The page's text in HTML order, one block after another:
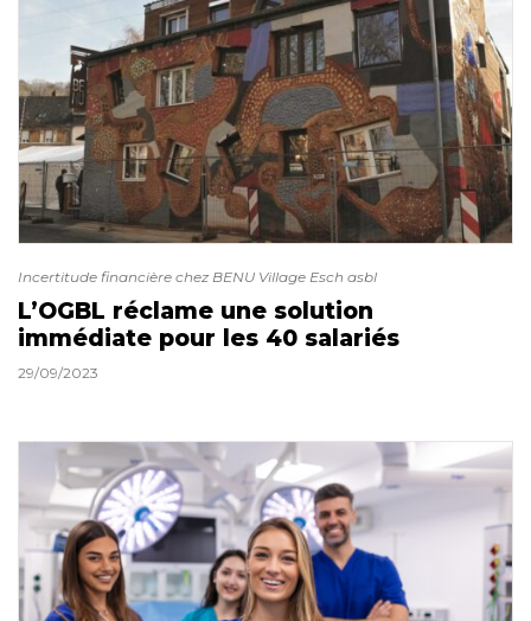
Incertitude financière chez BENU Village Esch asbl
L’OGBL réclame une solution
immédiate pour les 40 salariés
29/09/2023